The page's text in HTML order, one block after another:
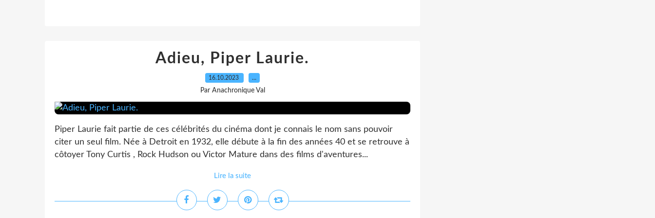
Adieu, Piper Laurie.
16.10.2023 …
Par Anachronique Val
Piper Laurie fait partie de ces célébrités du cinéma dont je connais le nom sans pouvoir
citer un seul film. Née à Detroit en 1932, elle débute à la fin des années 40 et se retrouve à
côtoyer Tony Curtis , Rock Hudson ou Victor Mature dans des films d'aventures...
Lire la suite